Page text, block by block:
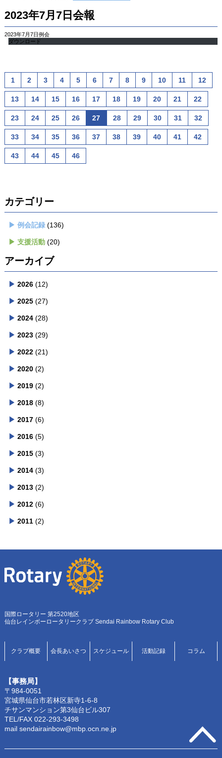
2023年7月7日会報
2023年7月7日例会
ダウンロード
1 2 3 4 5 6 7 8 9 10 11 12
13 14 15 16 17 18 19 20 21 22
23 24 25 26 27 28 29 30 31 32
33 34 35 36 37 38 39 40 41 42
43 44 45 46
カテゴリー
例会記録(136)
支援活動(20)
アーカイブ
2026(12)
2025(27)
2024(28)
2023(29)
2022(21)
2020(2)
2019(2)
2018(8)
2017(6)
2016(5)
2015(3)
2014(3)
2013(2)
2012(6)
2011(2)
国際ロータリー 第2520地区
仙台レインボーロータリークラブ Sendai Rainbow Rotary Club
クラブ概要 会長あいさつ スケジュール 活動記録 コラム
【事務局】
〒984-0051
宮城県仙台市若林区新寺1-6-8
チサンマンション第3仙台ビル307
TEL/FAX 022-293-3498
mail sendairainbow@mbp.ocn.ne.jp